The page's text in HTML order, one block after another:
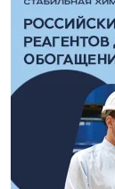
Russia 2026
Новый
Russia 2025